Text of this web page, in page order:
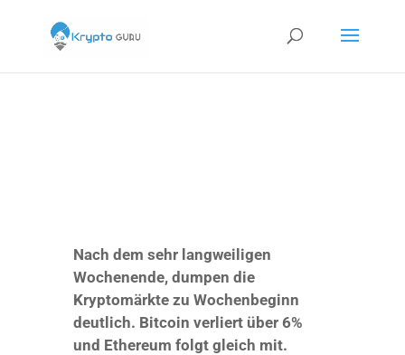
Nach dem sehr langweiligen
Wochenende, dumpen die
Kryptomärkte zu Wochenbeginn
deutlich. Bitcoin verliert über 6%
und Ethereum folgt gleich mit.